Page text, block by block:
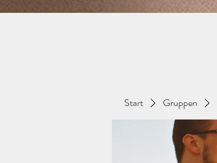
Start Gruppen